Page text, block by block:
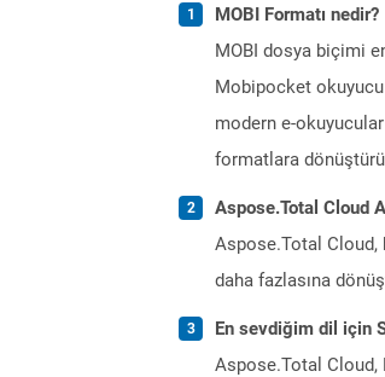
MOBI Formatı nedir?
MOBI dosya biçimi
Mobipocket
modern e-okuyucular
formatlara
Aspose.Total Cloud
Aspose.Total Cloud,
daha fazlasına
En sevdiğim dil için
Aspose.Total Cloud,